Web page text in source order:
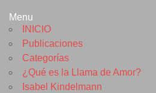
Menu
INICIO
Publicaciones
Categorías
¿Qué es la Llama de Amor?
Isabel Kindelmann